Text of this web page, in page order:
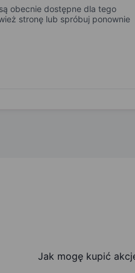
obecnie dostępne dla tego
stronę lub spróbuj ponownie
Jak mogę kupić